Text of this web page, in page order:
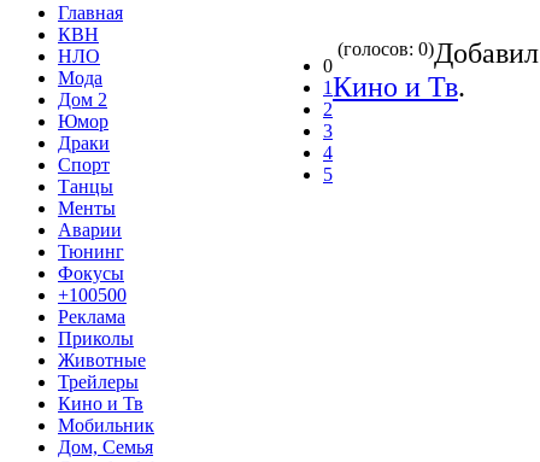
Главная
КВН
НЛО
Мода
Дом 2
Юмор
Драки
Спорт
Танцы
Менты
Аварии
Тюнинг
Фокусы
+100500
Реклама
Приколы
Животные
Трейлеры
Кино и Тв
Мобильник
Дом, Семья
0
1
2
3
4
5
(голосов: 0)
Кино и Тв.